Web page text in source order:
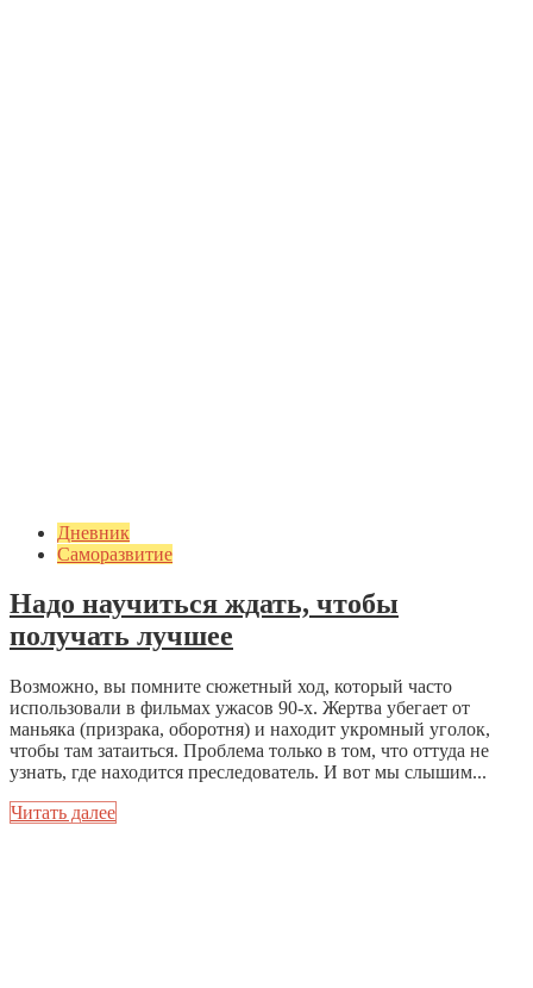
Дневник
Саморазвитие
Надо научиться ждать, чтобы
получать лучшее
Возможно, вы помните сюжетный ход, который часто
использовали в фильмах ужасов 90‑х. Жертва убегает от
маньяка (призрака, оборотня) и находит укромный уголок,
чтобы там затаиться. Проблема только в том, что оттуда не
узнать, где находится преследователь. И вот мы слышим...
Читать далее